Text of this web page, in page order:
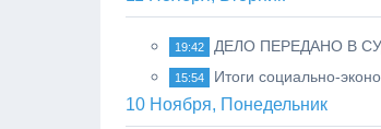
19:42 ДЕЛО ПЕРЕДАНО В
15:54 Итоги социально-
10 Ноября, Понедельник